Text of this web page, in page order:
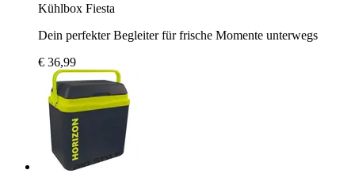
Kühlbox Fiesta
Dein perfekter Begleiter für frische Momente unterwegs
€ 36,99